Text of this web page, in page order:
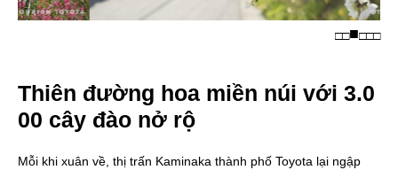
□□ □□□
Thiên đường hoa miền núi với 3.0
00 cây đào nở rộ
Mỗi khi xuân về, thị trấn Kaminaka thành phố Toyota lại ngập